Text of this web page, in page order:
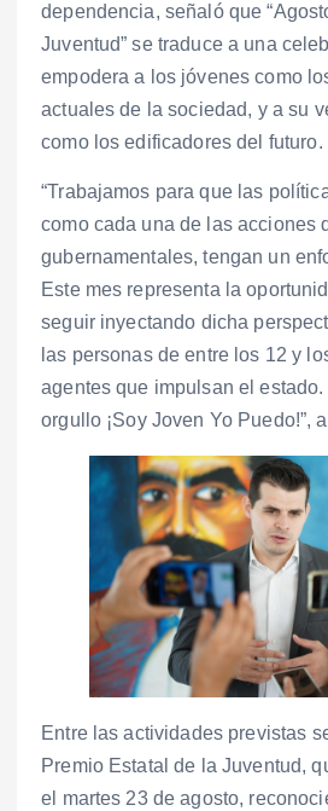
dependencia, señaló que
Juventud” se traduce a una
empodera a los jóvenes como
actuales de la sociedad, y a su
como los edificadores del futuro.
“Trabajamos para que las
como cada una de las acciones
gubernamentales, tengan un
Este mes representa la
seguir inyectando dicha
las personas de entre los 12 y
agentes que impulsan el
orgullo ¡Soy Joven Yo Puedo!”,
Entre las actividades previstas
Premio Estatal de la Juventud,
el martes 23 de agosto,